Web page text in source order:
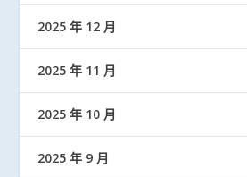
2025 年 12 月
2025 年 11 月
2025 年 10 月
2025 年 9 月